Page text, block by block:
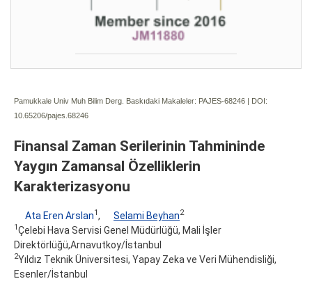
Pamukkale Univ Muh Bilim Derg. Baskıdaki Makaleler: PAJES-68246 | DOI:
10.65206/pajes.68246
Finansal Zaman Serilerinin Tahmininde
Yaygın Zamansal Özelliklerin
Karakterizasyonu
Ata Eren Arslan1 , Selami Beyhan2
1 Çelebi Hava Servisi Genel Müdürlüğü, Mali İşler
Direktörlüğü,Arnavutkoy/İstanbul
2Yıldız Teknik Üniversitesi, Yapay Zeka ve Veri Mühendisliği,
Esenler/İstanbul